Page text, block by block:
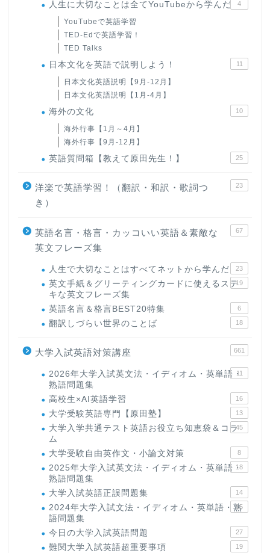
人生に大切なことは全てYouTubeから学んだ 4
YouTubeで英語学習
TED-Edで英語学習！
TED Talks
日本文化を英語で説明しよう！ 11
日本文化英語説明【9月-12月】
日本文化英語説明【1月-4月】
海外の文化 10
海外行事【1月～4月】
海外行事【9月-12月】
英語質問箱【教えて原田先生！】 25
洋楽で英語学習！（翻訳・和訳・歌詞つ
き）
23
英語名言・格言・カッコいい英語＆素敵な
英文フレーズ集
67
人生で大切なことはすべてネットから学んだ 23
英文手紙＆グリーティングカードに使えるステ
キな英文フレーズ集
19
英語名言＆格言BEST20特集 6
翻訳しづらい世界のことば 18
大学入試英語対策講座 661
2026年大学入試英文法・イディオム・英単語・
熟語問題集
11
高校生×AI英語学習 16
大学受験英語専門【原田塾】 13
大学入学共通テスト英語お役立ち知恵袋＆コラ
ム
45
大学受験自由英作文・小論文対策 8
2025年大学入試英文法・イディオム・英単語・
熟語問題集
18
大学入試英語正誤問題集 14
2024年大学入試文法・イディオム・英単語・熟
語問題集
15
今日の大学入試英語問題 27
難関大学入試英語超重要事項 19